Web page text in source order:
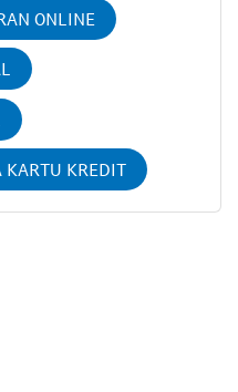
ONLINE
KARTU KREDIT